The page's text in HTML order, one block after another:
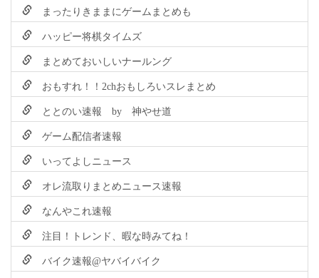
まったりきままにゲームまとめも
ハッピー将棋タイムズ
まとめておいしいナールング
おもすれ！！2chおもしろいスレまとめ
ととのい速報 by 神やせ道
ゲーム配信者速報
いってよしニュース
オレ流取りまとめニュース速報
なんやこれ速報
注目！トレンド、暇な時みてね！
バイク速報@ヤバイバイク